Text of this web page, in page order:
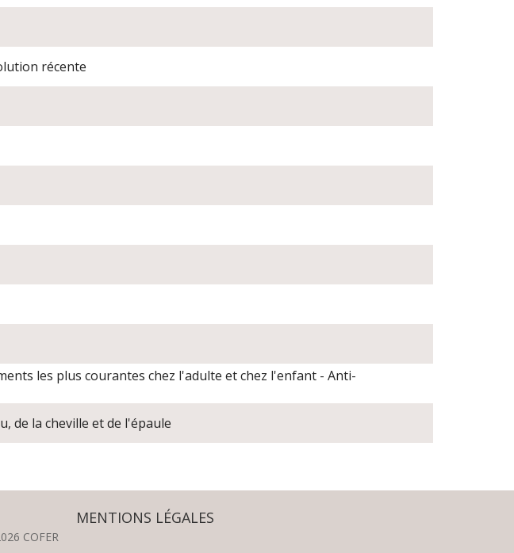
récente
les plus courantes chez l'adulte et chez l'enfant - Anti-
de la cheville et de l'épaule
MENTIONS LÉGALES
COFER